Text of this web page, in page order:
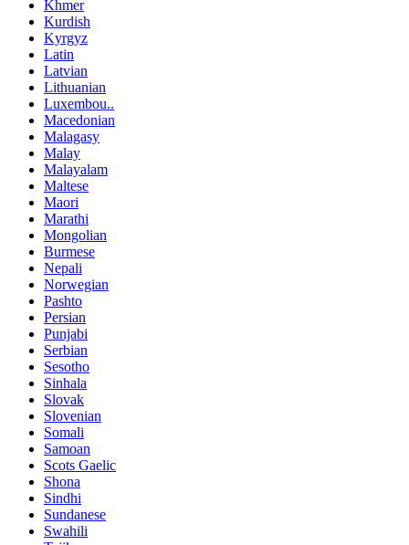
Khmer
Kurdish
Kyrgyz
Latin
Latvian
Lithuanian
Luxembou..
Macedonian
Malagasy
Malay
Malayalam
Maltese
Maori
Marathi
Mongolian
Burmese
Nepali
Norwegian
Pashto
Persian
Punjabi
Serbian
Sesotho
Sinhala
Slovak
Slovenian
Somali
Samoan
Scots Gaelic
Shona
Sindhi
Sundanese
Swahili